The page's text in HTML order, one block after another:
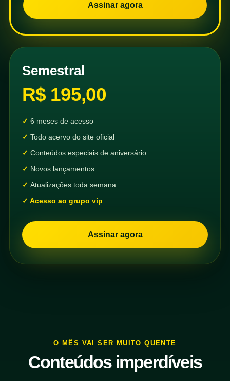
Assinar agora
Semestral
R$ 195,00
6 meses de acesso
Todo acervo do site oficial
Conteúdos especiais de aniversário
Novos lançamentos
Atualizações toda semana
Acesso ao grupo vip
Assinar agora
O MÊS VAI SER MUITO QUENTE
Conteúdos imperdíveis